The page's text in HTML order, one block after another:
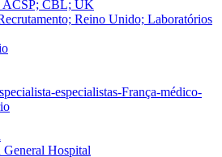
ACSP; CBL; UK
Reino Unido; Laboratórios
especialistas-França-médico-
Hospital